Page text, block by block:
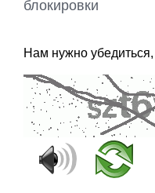
блокировки
Нам нужно